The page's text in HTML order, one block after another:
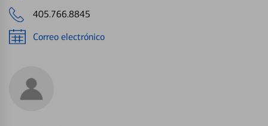
405.766.8845
Correo electrónico